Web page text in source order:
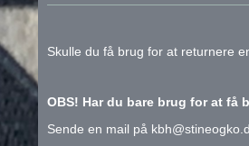
Skulle du få brug for at returnere
OBS! Har du bare brug for at få
Sende en mail på